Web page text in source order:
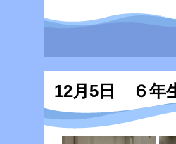
12月5日 ６年